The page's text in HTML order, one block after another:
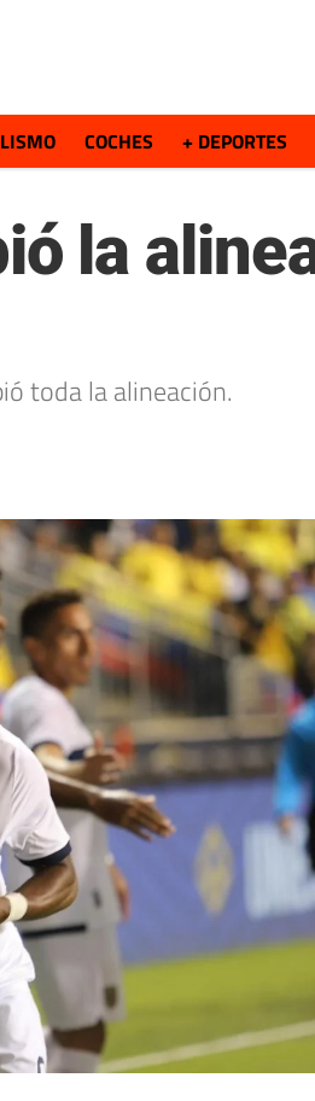
COCHES + DEPORTES
la
toda la alineación.